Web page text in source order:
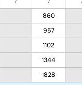
860
957
1102
1344
1828